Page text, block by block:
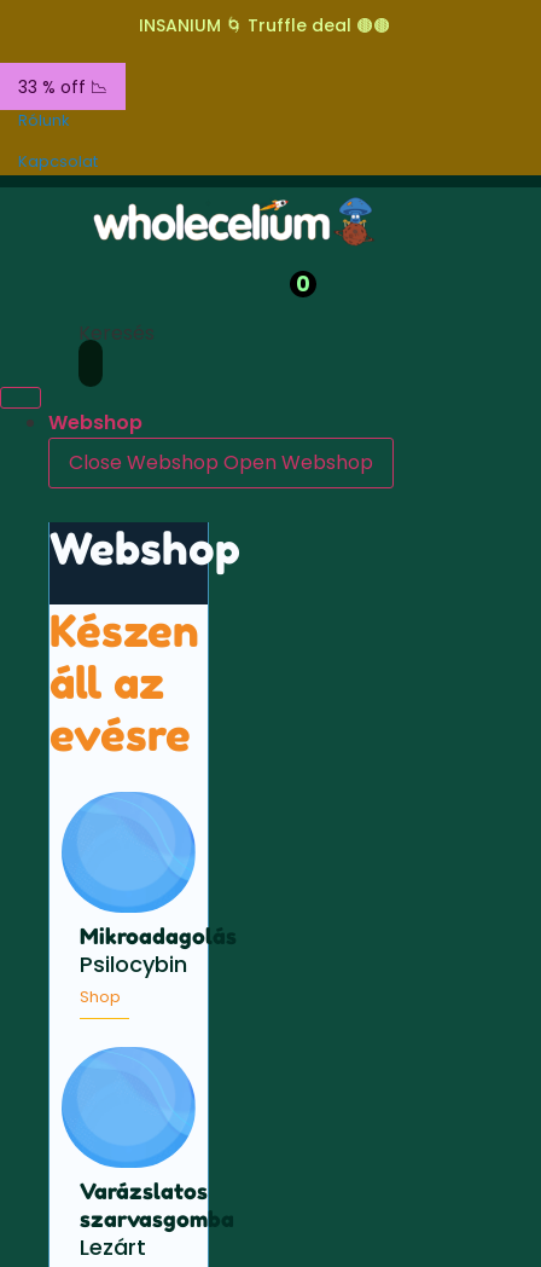
INSANIUM 🌀 Truffle deal 🟤🟤
33 % off 📉
Rólunk
Kapcsolat
0
Keresés
Webshop
Close Webshop Open Webshop
Webshop
Készen
áll az
evésre
Mikroadagolás
Psilocybin
Shop
Varázslatos
szarvasgomba
Lezárt